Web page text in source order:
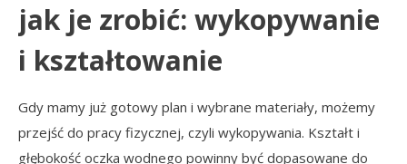
jak je zrobić: wykopywanie
i kształtowanie
Gdy mamy już gotowy plan i wybrane materiały, możemy
przejść do pracy fizycznej, czyli wykopywania. Kształt i
głębokość oczka wodnego powinny być dopasowane do